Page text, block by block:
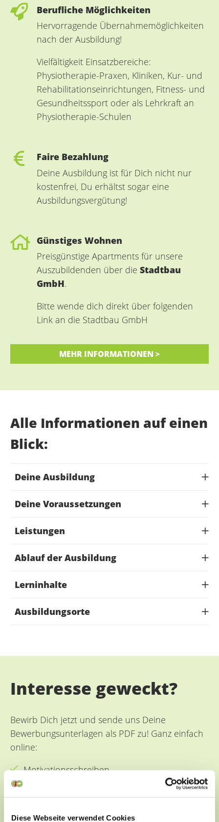
Diese Webseite verwendet Cookies
Berufliche Möglichkeiten
Hervorragende Übernahmemöglichkeiten
nach der Ausbildung!
Vielfältigkeit Einsatzbereiche:
Physiotherapie-Praxen, Kliniken, Kur- und
Rehabilitationseinrichtungen, Fitness- und
Gesundheitssport oder als Lehrkraft an
Physiotherapie-Schulen
Faire Bezahlung
Deine Ausbildung ist für Dich nicht nur
kostenfrei, Du erhältst sogar eine
Ausbildungsvergütung!
Günstiges Wohnen
Preisgünstige Apartments für unsere
Auszubildenden über die Stadtbau
GmbH.
Bitte wende dich direkt über folgenden
Link an die Stadtbau GmbH
MEHR INFORMATIONEN >
Alle Informationen auf einen
Blick:
Deine Ausbildung
Deine Voraussetzungen
Leistungen
Ablauf der Ausbildung
Lerninhalte
Ausbildungsorte
Interesse geweckt?
Bewirb Dich jetzt und sende uns Deine
Bewerbungsunterlagen als PDF zu! Ganz einfach
online:
Motivationsschreiben
Tabellarischer Lebenslauf, fakultativ mit
Lichtbild